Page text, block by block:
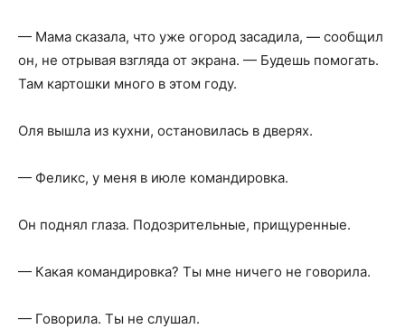
— Мама сказала, что уже огород засадила, — сообщил
он, не отрывая взгляда от экрана. — Будешь помогать.
Там картошки много в этом году.
Оля вышла из кухни, остановилась в дверях.
— Феликс, у меня в июле командировка.
Он поднял глаза. Подозрительные, прищуренные.
— Какая командировка? Ты мне ничего не говорила.
— Говорила. Ты не слушал.